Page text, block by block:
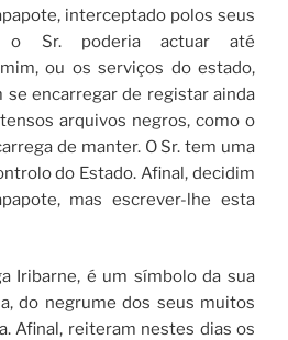
interceptado polos seus
o Sr. poderia actuar até
ou os serviços do estado,
se encarregar de registar ainda
arquivos negros, como o
de manter. O Sr. tem uma
do Estado. Afinal, decidim
mas escrever-lhe esta
Iribarne, é um símbolo da sua
do negrume dos seus muitos
Afinal, reiteram nestes dias os